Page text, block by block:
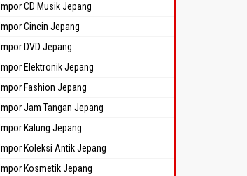
Impor CD Musik Jepang
Impor Cincin Jepang
Impor DVD Jepang
Impor Elektronik Jepang
Impor Fashion Jepang
Impor Jam Tangan Jepang
Impor Kalung Jepang
Impor Koleksi Antik Jepang
Impor Kosmetik Jepang